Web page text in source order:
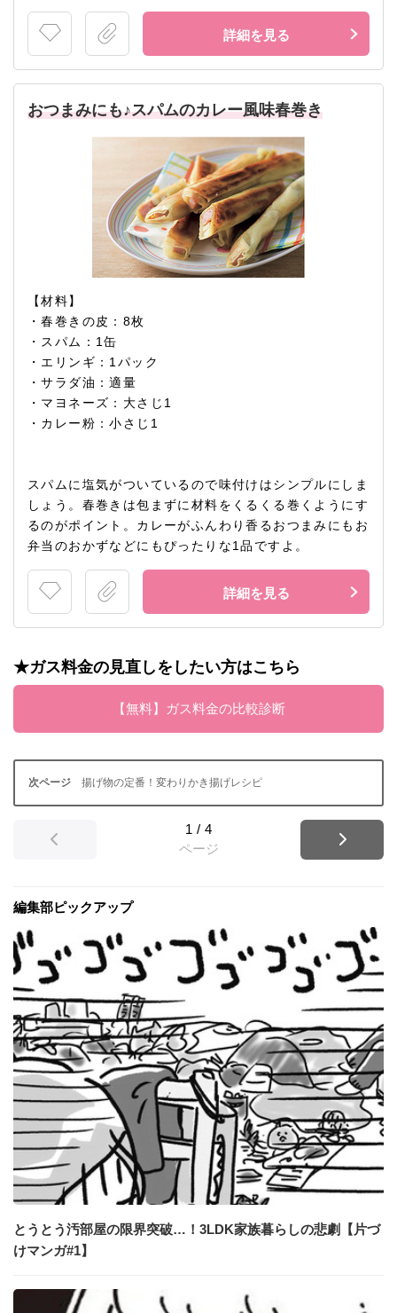
詳細を見る
おつまみにも♪スパムのカレー風味春巻き
【材料】
・春巻きの皮：8枚
・スパム：1缶
・エリンギ：1パック
・サラダ油：適量
・マヨネーズ：大さじ1
・カレー粉：小さじ1
スパムに塩気がついているので味付けはシンプルにしま
しょう。春巻きは包まずに材料をくるくる巻くようにす
るのがポイント。カレーがふんわり香るおつまみにもお
弁当のおかずなどにもぴったりな1品ですよ。
詳細を見る
★ガス料金の見直しをしたい方はこちら
【無料】ガス料金の比較診断
揚げ物の定番！変わりかき揚げレシピ
1 / 4
ページ
編集部ピックアップ
とうとう汚部屋の限界突破…！3LDK家族暮らしの悲劇【片づ
けマンガ#1】